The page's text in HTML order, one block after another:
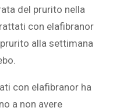
del prurito nella
con elafibranor
alla settimana
con elafibranor ha
a non avere